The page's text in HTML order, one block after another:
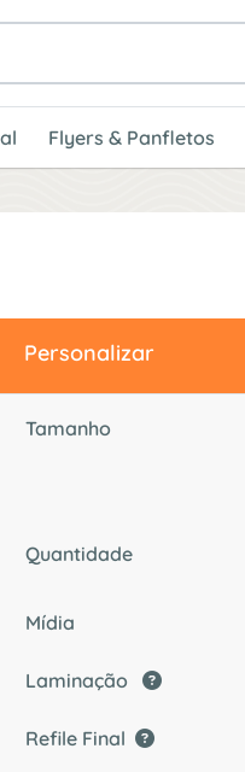
Flyers & Panfletos
Personalizar
Tamanho
Quantidade
Mídia
Laminação
Refile Final